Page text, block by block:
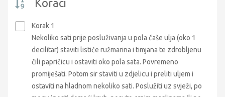
Koraci
Korak 1
Nekoliko sati prije posluživanja u pola čaše ulja (oko 1
decilitar) staviti listiće ružmarina i timjana te zdrobljenu
čili papričicu i ostaviti oko pola sata. Povremeno
promiješati. Potom sir staviti u zdjelicu i preliti uljem i
ostaviti na hladnom nekoliko sati. Poslužiti uz svježi, po